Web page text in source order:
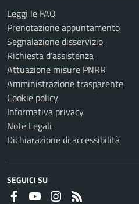
Leggi le FAQ
Prenotazione appuntamento
Segnalazione disservizio
Richiesta d'assistenza
Attuazione misure PNRR
Amministrazione trasparente
Cookie policy
Informativa privacy
Note Legali
Dichiarazione di accessibilità
SEGUICI SU
FaceboookYoutubeInstagram